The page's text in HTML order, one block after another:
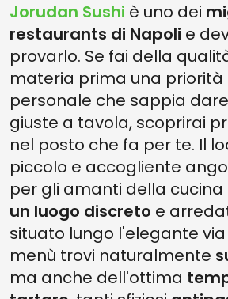
Jorudan Sushi è uno dei
restaurants di Napoli e
provarlo. Se fai della
materia prima una priorità
personale che sappia
giuste a tavola, scoprirai
nel posto che fa per te. Il
piccolo e accogliente
per gli amanti della
un luogo discreto e
situato lungo l'elegante via
menù trovi naturalmente
ma anche dell'ottima